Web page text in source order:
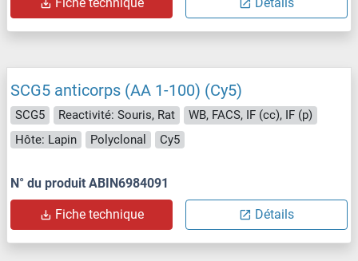
Fiche technique Détails
SCG5 anticorps (AA 1-100) (Cy5)
SCG5 Reactivité: Souris, Rat
WB, FACS, IF (cc), IF (p)
Hôte: Lapin
Polyclonal Cy5
N° du produit ABIN6984091
Fiche technique Détails